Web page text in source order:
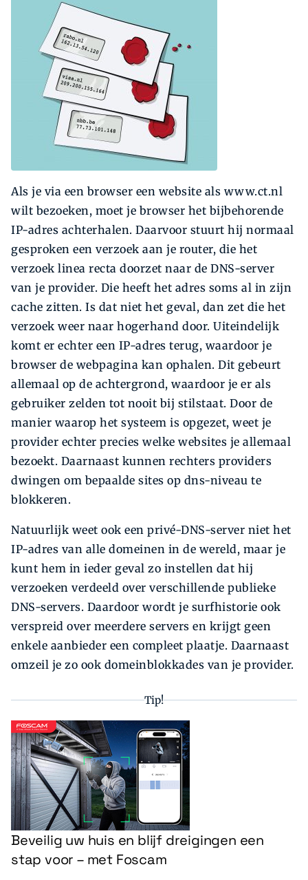
Als je via een browser een website als www.ct.nl
wilt bezoeken, moet je browser het bijbehorende
IP-adres achterhalen. Daarvoor stuurt hij normaal
gesproken een verzoek aan je router, die het
verzoek linea recta doorzet naar de DNS-server
van je provider. Die heeft het adres soms al in zijn
cache zitten. Is dat niet het geval, dan zet die het
verzoek weer naar hogerhand door. Uiteindelijk
komt er echter een IP-adres terug, waardoor je
browser de webpagina kan ophalen. Dit gebeurt
allemaal op de achtergrond, waardoor je er als
gebruiker zelden tot nooit bij stilstaat. Door de
manier waarop het systeem is opgezet, weet je
provider echter precies welke websites je allemaal
bezoekt. Daarnaast kunnen rechters providers
dwingen om bepaalde sites op dns-niveau te
blokkeren.
Natuurlijk weet ook een privé-DNS-server niet het
IP-adres van alle domeinen in de wereld, maar je
kunt hem in ieder geval zo instellen dat hij
verzoeken verdeeld over verschillende publieke
DNS-servers. Daardoor wordt je surfhistorie ook
verspreid over meerdere servers en krijgt geen
enkele aanbieder een compleet plaatje. Daarnaast
omzeil je zo ook domeinblokkades van je provider.
Tip!
Beveilig uw huis en blijf dreigingen een
stap voor – met Foscam